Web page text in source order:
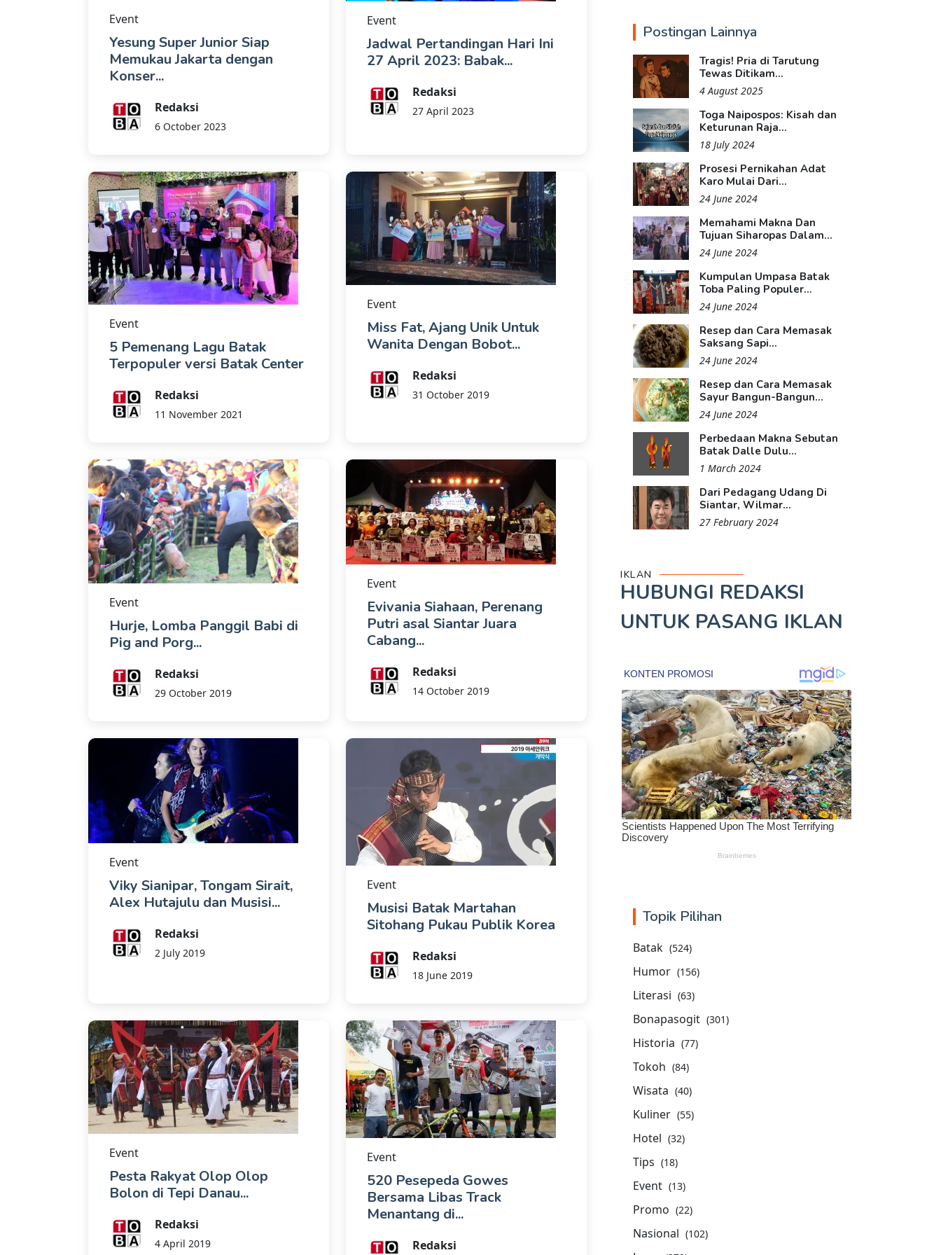
Event
Yesung Super Junior Siap
Memukau Jakarta dengan
Konser...
Redaksi
6 October 2023
Event
Jadwal Pertandingan Hari Ini
27 April 2023: Babak...
Redaksi
27 April 2023
Event
5 Pemenang Lagu Batak
Terpopuler versi Batak Center
Redaksi
11 November 2021
Event
Miss Fat, Ajang Unik Untuk
Wanita Dengan Bobot...
Redaksi
31 October 2019
Event
Hurje, Lomba Panggil Babi di
Pig and Porg...
Redaksi
29 October 2019
Event
Evivania Siahaan, Perenang
Putri asal Siantar Juara
Cabang...
Redaksi
14 October 2019
Event
Viky Sianipar, Tongam Sirait,
Alex Hutajulu dan Musisi...
Redaksi
2 July 2019
Event
Musisi Batak Martahan
Sitohang Pukau Publik Korea
Redaksi
18 June 2019
Event
Pesta Rakyat Olop Olop
Bolon di Tepi Danau...
Redaksi
4 April 2019
Event
520 Pesepeda Gowes
Bersama Libas Track
Menantang di...
Redaksi
Postingan Lainnya
Tragis! Pria di Tarutung
Tewas Ditikam...
4 August 2025
Toga Naipospos: Kisah dan
Keturunan Raja...
18 July 2024
Prosesi Pernikahan Adat
Karo Mulai Dari...
24 June 2024
Memahami Makna Dan
Tujuan Siharopas Dalam...
24 June 2024
Kumpulan Umpasa Batak
Toba Paling Populer...
24 June 2024
Resep dan Cara Memasak
Saksang Sapi...
24 June 2024
Resep dan Cara Memasak
Sayur Bangun-Bangun...
24 June 2024
Perbedaan Makna Sebutan
Batak Dalle Dulu...
1 March 2024
Dari Pedagang Udang Di
Siantar, Wilmar...
27 February 2024
IKLAN
HUBUNGI REDAKSI
UNTUK PASANG IKLAN
Topik Pilihan
Batak (524)
Humor (156)
Literasi (63)
Bonapasogit (301)
Historia (77)
Tokoh (84)
Wisata (40)
Kuliner (55)
Hotel (32)
Tips (18)
Event (13)
Promo (22)
Nasional (102)